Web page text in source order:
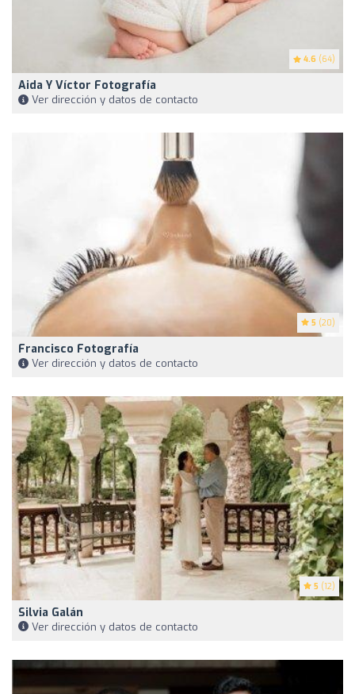
4.6 (64)
Aida Y Víctor Fotografía
Ver dirección y datos de contacto
5 (20)
Francisco Fotografía
Ver dirección y datos de contacto
5 (12)
Silvia Galán
Ver dirección y datos de contacto